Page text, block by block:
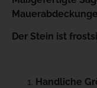
Der Stein ist
Handliche